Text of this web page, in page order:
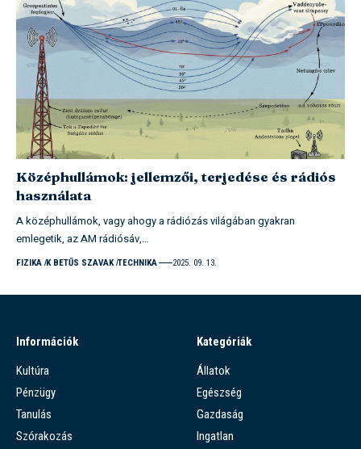
Középhullámok: jellemzői, terjedése és rádiós
használata
A középhullámok, vagy ahogy a rádiózás világában gyakran
emlegetik, az AM rádiósáv,…
FIZIKA K BETŰS SZAVAK TECHNIKA 2025. 09. 13.
Információk
Kultúra
Pénzügy
Tanulás
Szórakozás
Kategóriák
Állatok
Egészség
Gazdaság
Ingatlan